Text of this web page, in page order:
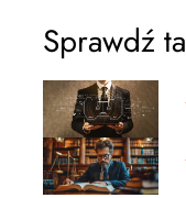
Sprawdź